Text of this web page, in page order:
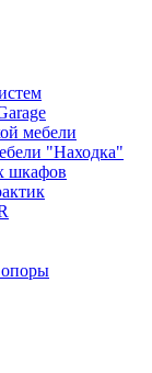
мебели
"Находка"
шкафов